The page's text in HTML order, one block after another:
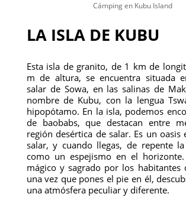
Cámping en Kubu Island
LA ISLA DE KUBU
Esta isla de granito, de 1 km de
m de altura, se encuentra situada
salar de Sowa, en las salinas de
nombre de Kubu, con la lengua
hipopótamo. En la isla, podemos
de baobabs, que destacan entre
región desértica de salar. Es un oasis
salar, y cuando llegas, de repente
como un espejismo en el
mágico y sagrado por los habitantes
una vez que pones el pie en él,
una atmósfera peculiar y diferente.